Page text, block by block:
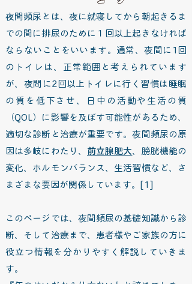
夜間頻尿とは、夜に就寝してから朝起きるま
での間に排尿のために１回以上起きなければ
ならないことをいいます。通常、夜間に1回
のトイレは、正常範囲と考えられています
が、夜間に2回以上トイレに行く習慣は睡眠
の質を低下させ、日中の活動や生活の質
（QOL）に影響を及ぼす可能性があるため、
適切な診断と治療が重要です。夜間頻尿の原
因は多岐にわたり、 前立腺肥大、膀胱機能の
変化、ホルモンバランス、生活習慣など、さ
まざまな要因が関係しています。
[1]
このページでは、夜間頻尿の基礎知識から診
断、そして治療まで、患者様やご家族の方に
役立つ情報を分かりやすく解説していきま
す。